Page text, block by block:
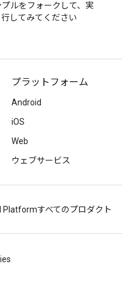
プルをフォークして、実
行してみてください
プラットフォーム
Android
iOS
Web
ウェブサービス
Platformすべてのプロダクト